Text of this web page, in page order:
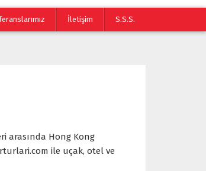
İletişim S.S.S.
arasında Hong Kong
ile uçak, otel ve